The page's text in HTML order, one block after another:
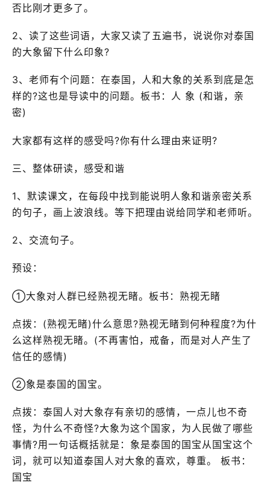
否比刚才更多了。
2、读了这些词语，大家又读了五遍书，说说你对泰国
的大象留下什么印象?
3、老师有个问题：在泰国，人和大象的关系到底是怎
样的?这也是导读中的问题。板书：人 象 (和谐，亲
密)
大家都有这样的感受吗?你有什么理由来证明?
三、整体研读，感受和谐
1、默读课文，在每段中找到能说明人象和谐亲密关系
的句子，画上波浪线。等下把理由说给同学和老师听。
2、交流句子。
预设：
①大象对人群已经熟视无睹。板书：熟视无睹
点拨：(熟视无睹)什么意思?熟视无睹到何种程度?为什
么这样熟视无睹。(不再害怕，戒备，而是对人产生了
信任的感情)
②象是泰国的国宝。
点拨：泰国人对大象存有亲切的感情，一点儿也不奇
怪，为什么不奇怪?大象为这个国家，为人民做了哪些
事情?用一句话概括就是：象是泰国的国宝从国宝这个
词，就可以知道泰国人对大象的喜欢，尊重。 板书：
国宝